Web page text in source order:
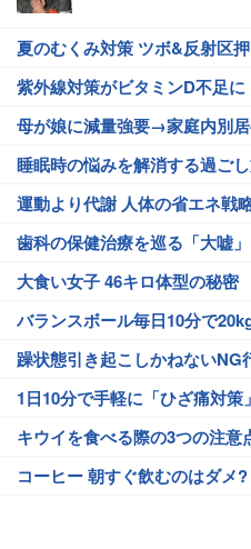
夏のむくみ対策 ツボ&反射区
紫外線対策がビタミンD不足に
母が娘に減量強要→家庭内別
睡眠時の悩みを解消する過ご
運動より代謝 人体の省エネ戦
歯科の保健治療を巡る「大嘘」
大食い女子 46キロ体型の秘密
バランスボール毎日10分で
躁状態引き起こしかねないNG
1日10分で手軽に「ひざ痛対策」
キウイを食べる際の3つの注意
コーヒー 朝すぐ飲むのはダメ?